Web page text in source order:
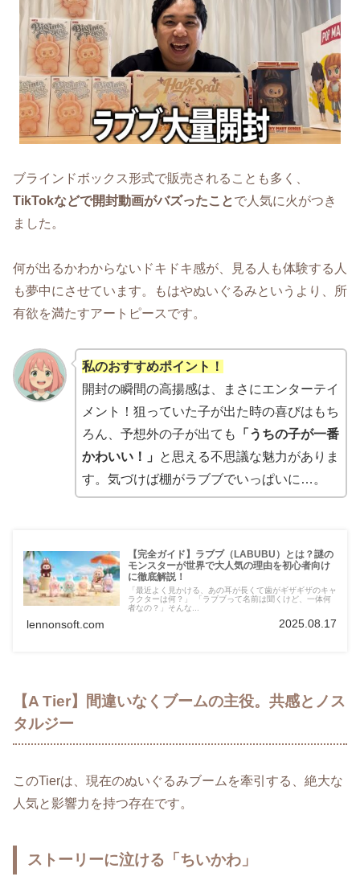
ブラインドボックス形式で販売されることも多く、
TikTokなどで開封動画がバズったことで人気に火がつき
ました。
何が出るかわからないドキドキ感が、見る人も体験する人
も夢中にさせています。もはやぬいぐるみというより、所
有欲を満たすアートピースです。
私のおすすめポイント！
開封の瞬間の高揚感は、まさにエンターテイ
メント！狙っていた子が出た時の喜びはもち
ろん、予想外の子が出ても 「うちの子が一番
かわいい！」
と思える不思議な魅力がありま
す。気づけば棚がラブブでいっぱいに…。
【完全ガイド】ラブブ（LABUBU）とは？謎の
モンスターが世界で大人気の理由を初心者向け
に徹底解説！
「最近よく見かける、あの耳が長くて歯がギザギザのキャ
ラクターは何？」 「ラブブって名前は聞くけど、一体何
者なの？」そんな...
lennonsoft.com 2025.08.17
【A Tier】間違いなくブームの主役。共感とノス
タルジー
このTierは、現在のぬいぐるみブームを牽引する、絶大な
人気と影響力を持つ存在です。
ストーリーに泣ける「ちいかわ」